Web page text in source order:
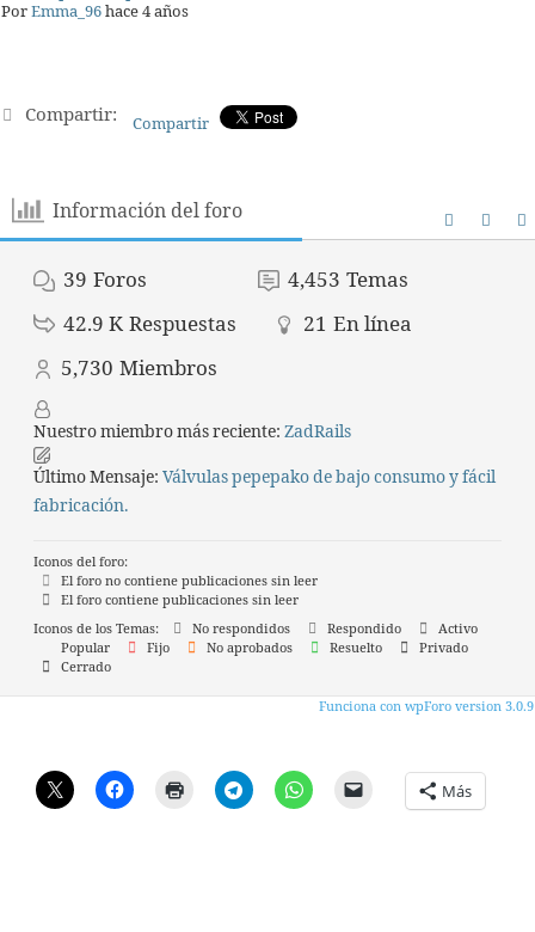
PorEmma_96hace 4 años
Compartir: Compartir
Información del foro
39 Foros 4,453 Temas
42.9 K Respuestas 21 En línea
5,730 Miembros
Nuestro miembro más reciente: ZadRails
Último Mensaje: Válvulas pepepako de bajo consumo y fácil
fabricación.
Iconos del foro:
El foro no contiene publicaciones sin leer
El foro contiene publicaciones sin leer
Iconos de los Temas:
No respondidos Respondido
Activo
Popular
Fijo No aprobados Resuelto
Privado
Cerrado
Funciona con wpForo version 3.0.9
Más